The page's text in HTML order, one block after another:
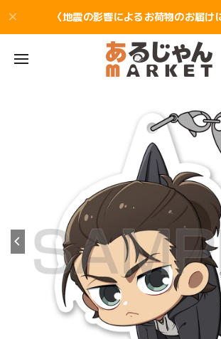
〈地震の影響によるお荷物のお届け